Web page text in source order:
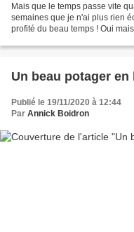
Mais que le temps passe vite
semaines que je n'ai plus rien
profité du beau temps ! Oui
Un beau potager en
Publié le 19/11/2020 à 12:44
Par Annick Boidron